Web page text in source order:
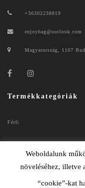
+36302238819
enjoybag@outlook.com
Magyarország, 1107
Termékkategóriák
Férfi
Weboldalunk
növeléséhez, illetve
“cookie”-kat